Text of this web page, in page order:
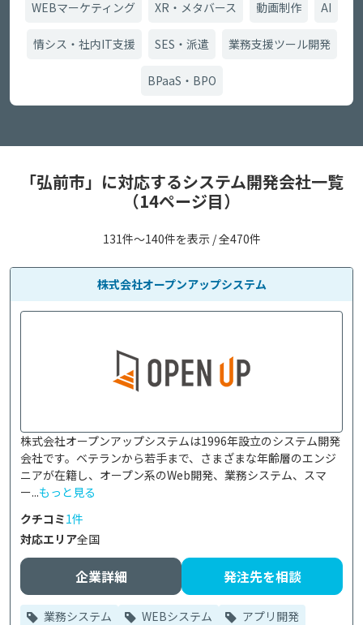
WEBマーケティング XR・メタバース 動画制作 AI
情シス・社内IT支援 SES・派遣 業務支援ツール開発
BPaaS・BPO
「弘前市」に対応するシステム開発会社一覧
（14ページ目）
131件〜140件を表示 / 全470件
株式会社オープンアップシステム
株式会社オープンアップシステムは1996年設立のシステム開発
会社です。ベテランから若手まで、さまざまな年齢層のエンジ
ニアが在籍し、オープン系のWeb開発、業務システム、スマ
ー...もっと見る
クチコミ1件
対応エリア全国
企業詳細 発注先を相談
業務システム WEBシステム アプリ開発